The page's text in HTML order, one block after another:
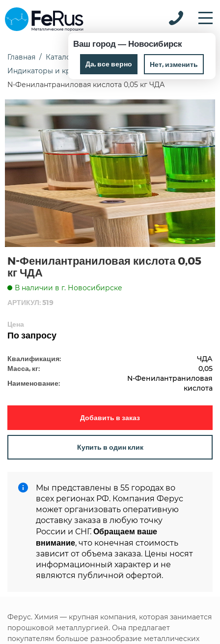
Ваш город — Новосибирск
Да, все верно Нет, изменить
Главная Каталог
Химические реактивы
Индикаторы и красители
N-Фенилантраниловая кислота 0,05 кг ЧДА
N-Фенилантраниловая кислота 0,05
кг ЧДА
В наличии в г. Новосибирске
АРТИКУЛ: 519
Цена
По запросу
Квалификация: ЧДА
Масса, кг: 0,05
Наименование:
N-Фенилантраниловая
кислота
Добавить в заказ
Купить в один клик
Мы представлены в 55 городах во
всех регионах РФ. Компания Ферус
может организовать оперативную
доставку заказа в любую точку
России и СНГ. Обращаем ваше
внимание, что конечная стоимость
зависит от объема заказа. Цены носят
информационный характер и не
являются публичной офертой.
Ферус. Химия — крупная компания, которая занимается
порошковой металлургией. Она предлагает
покупателям большое разнообразие металлических